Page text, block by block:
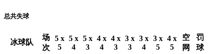
总共失球
冰球队
场
次
5 x
5
5 x
4
5 x
3
4 x
4
4 x
3
3 x
3
3 x
4
3 x
5
4 x
5
空
网
罚
球